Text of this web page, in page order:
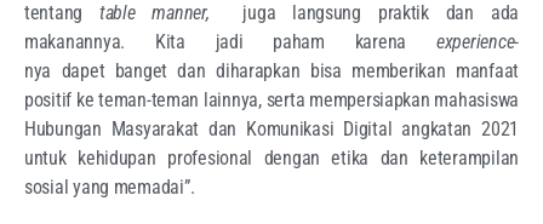
tentang table manner,
juga langsung praktik dan ada
makanannya. Kita jadi paham karena experience-
nya dapet banget dan diharapkan bisa memberikan manfaat
positif ke teman-teman lainnya, serta mempersiapkan mahasiswa
Hubungan Masyarakat dan Komunikasi Digital angkatan 2021
untuk kehidupan profesional dengan etika dan keterampilan
sosial yang memadai”.